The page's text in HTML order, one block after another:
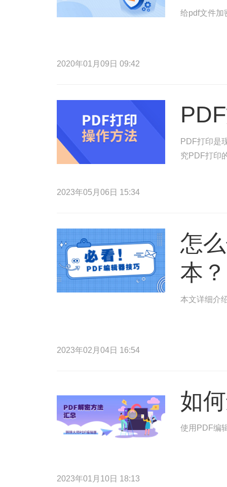
给pdf文件加
2020年01月09日 09:42
PDF打印是
究PDF打印
2023年05月06日 15:34
怎
本？
本文详细介
2023年02月04日 16:54
如
使用PDF编
2023年01月10日 18:13